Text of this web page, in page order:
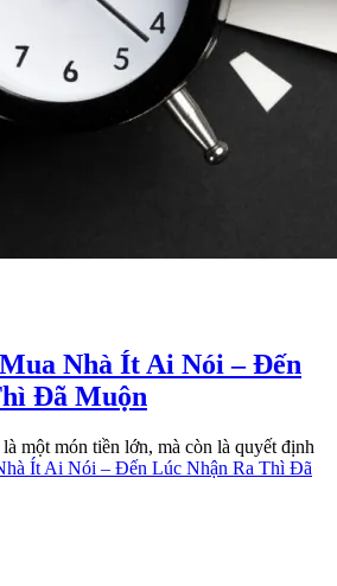
Nhà Ít Ai Nói – Đến
Đã Muộn
một món tiền lớn, mà còn là quyết định
Ít Ai Nói – Đến Lúc Nhận Ra Thì Đã